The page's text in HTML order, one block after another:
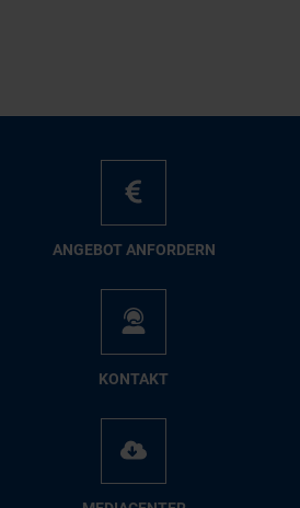
AN­GE­BOT AN­FOR­DERN
KON­TAKT